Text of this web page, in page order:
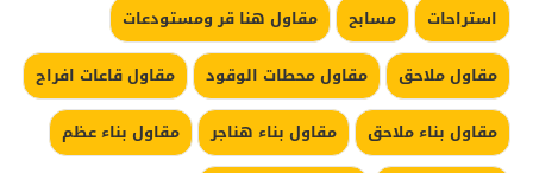
استراحات
مسابح
مقاول هنا قر ومستودعات
مقاول ملاحق
مقاول محطات الوقود
مقاول قاعات افراح
مقاول بناء ملاحق
مقاول بناء هناجر
مقاول بناء عظم